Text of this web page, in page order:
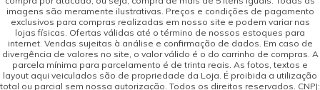
imagens são meramente ilustrativas. Preços e condições de pagamento
exclusivos para compras realizadas em nosso site e podem variar nas
lojas físicas. Ofertas válidas até o término de nossos estoques para
internet. Vendas sujeitas à análise e confirmação de dados. Em caso de
divergência de valores no site, o valor válido é o do carrinho de compras. A
parcela mínima para parcelamento é de trinta reais. As fotos, textos e
layout aqui veiculados são de propriedade da Loja. É proibida a utilização
total ou parcial sem nossa autorização. Todos os direitos reservados. CNPJ: